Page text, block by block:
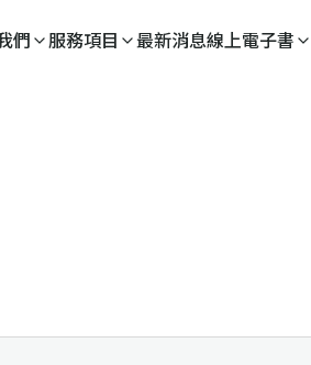
們 服務項目 最新消息線上電子書